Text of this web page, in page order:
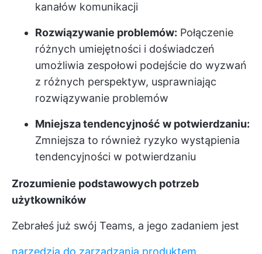
kanałów komunikacji
Rozwiązywanie problemów: Połączenie
różnych umiejętności i doświadczeń
umożliwia zespołowi podejście do wyzwań
z różnych perspektyw, usprawniając
rozwiązywanie problemów
Mniejsza tendencyjność w potwierdzaniu:
Zmniejsza to również ryzyko wystąpienia
tendencyjności w potwierdzaniu
Zrozumienie podstawowych potrzeb
użytkowników
Zebrałeś już swój Teams, a jego zadaniem jest
narzędzia do zarządzania produktem